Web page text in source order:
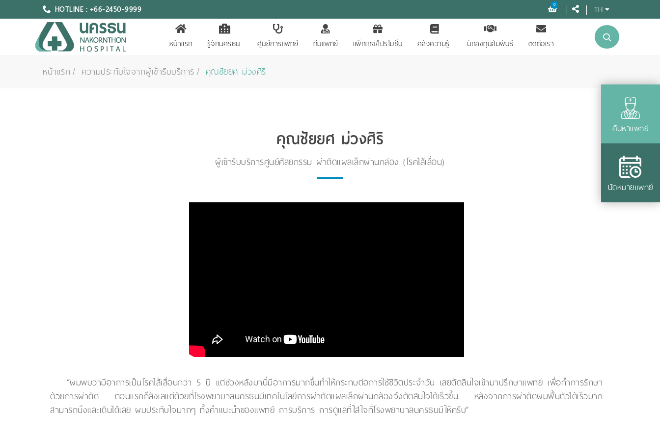
HOTLINE : +66-2450-9999 0 TH
หน้าแรก รู้จักนครธน ศูนย์การแพทย์ ทีมแพทย์ แพ็กเกจ/โปรโมชั่น คลังความรู้ นักลงทุนสัมพันธ์ ติดต่อเรา
ค้นหาแพทย์
นัดหมายแพทย์
หน้าแรก ความประทับใจจากผู้เข้ารับบริการ คุณชัยยศ ม่วงศิริ
คุณชัยยศ ม่วงศิริ
ผู้เข้ารับบริการศูนย์ศัลยกรรม ผ่าตัดแผลเล็กผ่านกล่อง (โรคไส้เลื่อน)
“ผมพบว่ามีอาการเป็นโรคไส้เลื่อนกว่า 5 ปี แต่ช่วงหลังมานี่มีอาการมากขึ้นทำให้กระทบต่อการใช้ชีวิตประจำวัน เลยตัดสินใจเข้ามาปรึกษาแพทย์ เพื่อทำการรักษา
ด้วยการผ่าตัด ตอนแรกก็ลังเลแต่ด้วยที่โรงพยาบาลนครธนมีเทคโนโลยีการผ่าตัดแผลเล็กผ่านกล้องจึงตัดสินใจได้เร็วขึ้น หลังจากการผ่าตัดผมฟื้นตัวได้เร็วมาก
สามารถนั่งและเดินได้เลย ผมประทับใจมากๆ ทั้งคำแนะนำของแพทย์ การบริการ การดูแลที่ใส่ใจที่โรงพยาบาลนครธนมีให้ครับ”